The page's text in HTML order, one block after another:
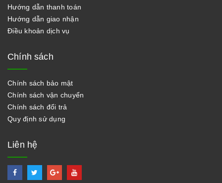
Hướng dẫn thanh toán
Hướng dẫn giao nhận
Điều khoản dịch vụ
Chính sách
Chính sách bảo mật
Chính sách vận chuyển
Chính sách đổi trả
Quy định sử dụng
Liên hệ